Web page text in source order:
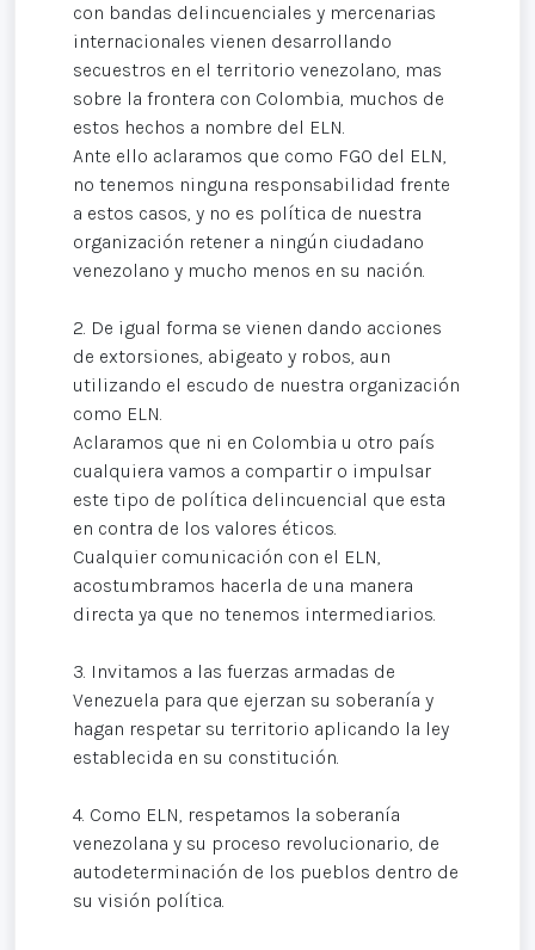
con bandas delincuenciales y mercenarias
internacionales vienen desarrollando
secuestros en el territorio venezolano, mas
sobre la frontera con Colombia, muchos de
estos hechos a nombre del ELN.
Ante ello aclaramos que como FGO del ELN,
no tenemos ninguna responsabilidad frente
a estos casos, y no es política de nuestra
organización retener a ningún ciudadano
venezolano y mucho menos en su nación.
2. De igual forma se vienen dando acciones
de extorsiones, abigeato y robos, aun
utilizando el escudo de nuestra organización
como ELN.
Aclaramos que ni en Colombia u otro país
cualquiera vamos a compartir o impulsar
este tipo de política delincuencial que esta
en contra de los valores éticos.
Cualquier comunicación con el ELN,
acostumbramos hacerla de una manera
directa ya que no tenemos intermediarios.
3. Invitamos a las fuerzas armadas de
Venezuela para que ejerzan su soberanía y
hagan respetar su territorio aplicando la ley
establecida en su constitución.
4. Como ELN, respetamos la soberanía
venezolana y su proceso revolucionario, de
autodeterminación de los pueblos dentro de
su visión política.